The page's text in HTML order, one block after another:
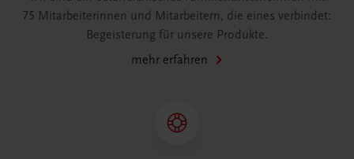
75 Mitarbeiterinnen und Mitarbeitern, die eines verbindet:
Begeisterung für unsere Produkte.
mehr erfahren